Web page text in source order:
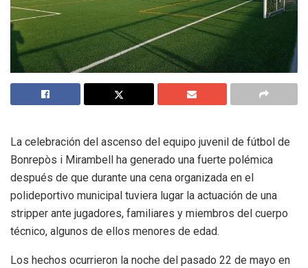
La celebración del ascenso del equipo juvenil de fútbol de
Bonrepòs i Mirambell ha generado una fuerte polémica
después de que durante una cena organizada en el
polideportivo municipal tuviera lugar la actuación de una
stripper ante jugadores, familiares y miembros del cuerpo
técnico, algunos de ellos menores de edad.
Los hechos ocurrieron la noche del pasado 22 de mayo en